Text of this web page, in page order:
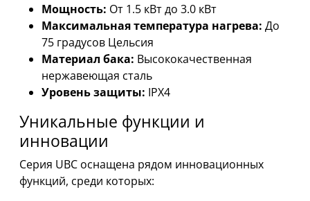
Мощность: От 1.5 кВт до 3.0 кВт
Максимальная температура нагрева: До
75 градусов Цельсия
Материал бака: Высококачественная
нержавеющая сталь
Уровень защиты: IPX4
Уникальные функции и
инновации
Серия UBC оснащена рядом инновационных
функций, среди которых: